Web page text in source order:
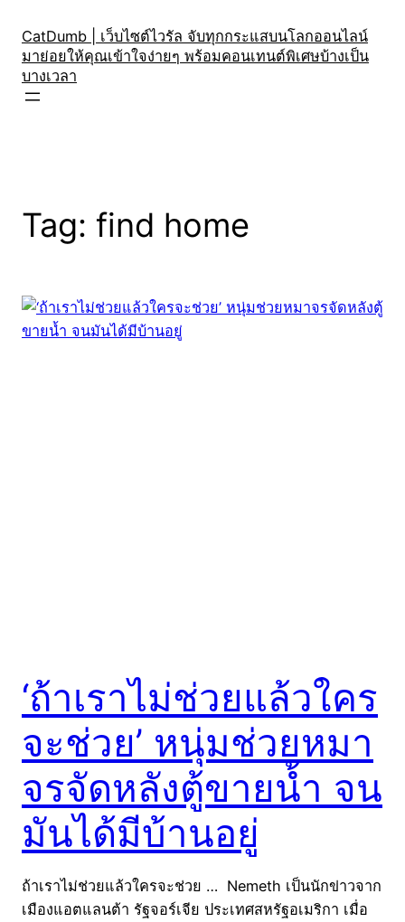
content
CatDumb | เว็บไซต์ไวรัล จับทุกกระแสบนโลกออนไลน์
มาย่อยให้คุณเข้าใจง่ายๆ พร้อมคอนเทนต์พิเศษบ้างเป็น
บางเวลา
Tag: find home
‘ถ้าเราไม่ช่วยแล้วใคร
จะช่วย’ หนุ่มช่วยหมา
จรจัดหลังตู้ขายน้ำ จน
มันได้มีบ้านอยู่
ถ้าเราไม่ช่วยแล้วใครจะช่วย … Nemeth เป็นนักข่าวจาก
เมืองแอตแลนต้า รัฐจอร์เจีย ประเทศสหรัฐอเมริกา เมื่อ